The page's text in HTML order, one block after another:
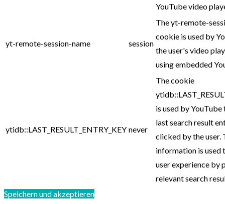
YouTube video
yt-remote-session-name session
The yt-remote-
cookie is used by
the user's video
using embedded
ytidb::LAST_RESULT_ENTRY_KEY never
The cookie
is used by
last search result
clicked by the user.
information is used
user experience by
relevant search
Speichern und akzeptieren